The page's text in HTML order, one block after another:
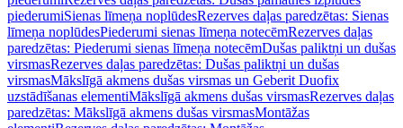
piederumiSienas līmeņa noplūdesRezerves daļas paredzētas: Sienas
līmeņa noplūdesPiederumi sienas līmeņa notecēmRezerves daļas
paredzētas: Piederumi sienas līmeņa notecēmDušas paliktņi un dušas
virsmasRezerves daļas paredzētas: Dušas paliktņi un dušas
virsmasMākslīgā akmens dušas virsmas un Geberit Duofix
uzstādīšanas elementiMākslīgā akmens dušas virsmasRezerves daļas
paredzētas: Mākslīgā akmens dušas virsmasMontāžas